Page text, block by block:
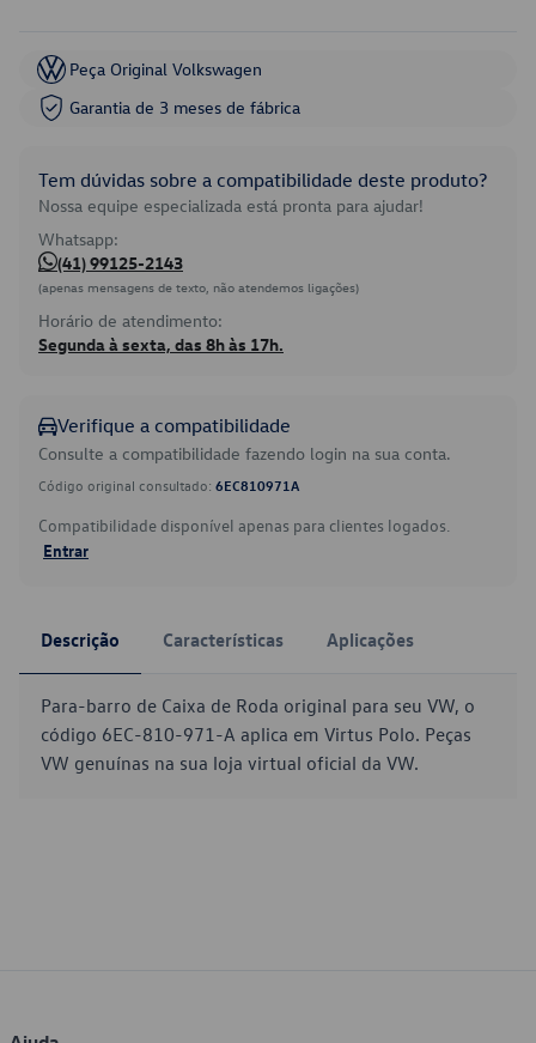
Peça Original Volkswagen
Garantia de 3 meses de fábrica
Tem dúvidas sobre a compatibilidade deste produto?
Nossa equipe especializada está pronta para ajudar!
Whatsapp:
(41) 99125-2143
(apenas mensagens de texto, não atendemos ligações)
Horário de atendimento:
Segunda à sexta, das 8h às 17h.
Verifique a compatibilidade
Consulte a compatibilidade fazendo login na sua conta.
Código original consultado: 6EC810971A
Compatibilidade disponível apenas para clientes logados.
Entrar
Descrição Características Aplicações
Para-barro de Caixa de Roda original para seu VW, o
código 6EC-810-971-A aplica em Virtus Polo. Peças
VW genuínas na sua loja virtual oficial da VW.